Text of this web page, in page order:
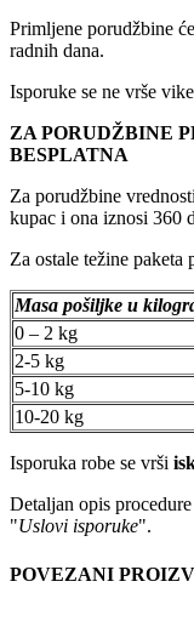
Primljene porudžbine
radnih dana.
Isporuke se ne vrše
ZA PORUDŽBINE
BESPLATNA
Za porudžbine vrednosti
kupac i ona iznosi 360
Za ostale težine paketa
Masa pošiljke u
0 – 2 kg
2-5 kg
5-10 kg
10-20 kg
Isporuka robe se vrši
Detaljan opis
"Uslovi isporuke".
POVEZANI